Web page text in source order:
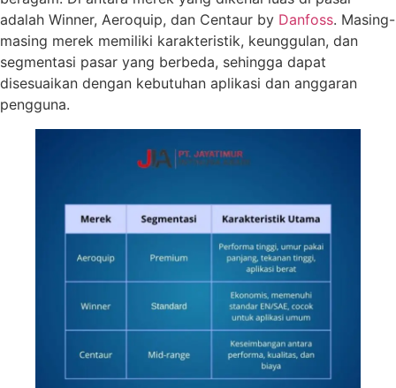
adalah Winner, Aeroquip, dan Centaur by Danfoss. Masing-
masing merek memiliki karakteristik, keunggulan, dan
segmentasi pasar yang berbeda, sehingga dapat
disesuaikan dengan kebutuhan aplikasi dan anggaran
pengguna.